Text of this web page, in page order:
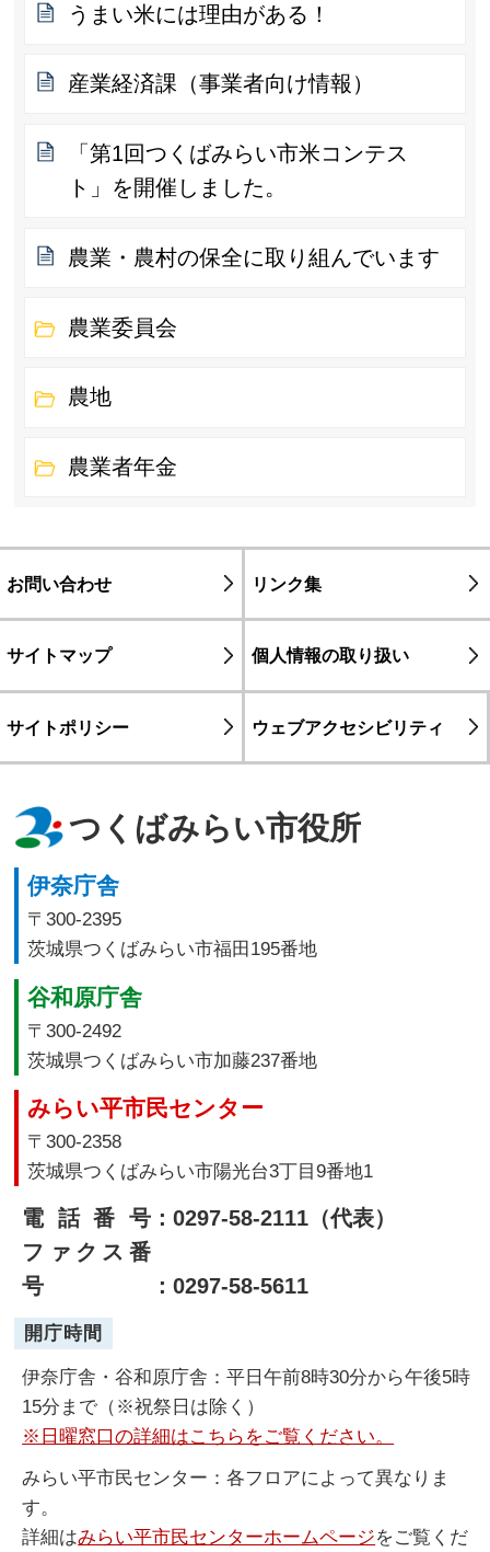
うまい米には理由がある！
産業経済課（事業者向け情報）
「第1回つくばみらい市米コンテス
ト」を開催しました。
農業・農村の保全に取り組んでいます
農業委員会
農地
農業者年金
お問い合わせ リンク集
サイトマップ 個人情報の取り扱い
サイトポリシー ウェブアクセシビリティ
つくばみらい市役所
伊奈庁舎
〒300-2395
茨城県つくばみらい市福田195番地
谷和原庁舎
〒300-2492
茨城県つくばみらい市加藤237番地
みらい平市民センター
〒300-2358
茨城県つくばみらい市陽光台3丁目9番地1
電話番号：0297-58-2111（代表）
ファクス番
号
：0297-58-5611
開庁時間
伊奈庁舎・谷和原庁舎：平日午前8時30分から午後5時
15分まで（※祝祭日は除く）
※日曜窓口の詳細はこちらをご覧ください。
みらい平市民センター：各フロアによって異なりま
す。
詳細はみらい平市民センターホームページをご覧くだ